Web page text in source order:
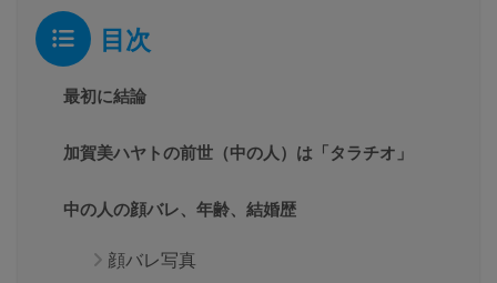
目次
最初に結論
加賀美ハヤトの前世（中の人）は「タラチオ」
中の人の顔バレ、年齢、結婚歴
顔バレ写真